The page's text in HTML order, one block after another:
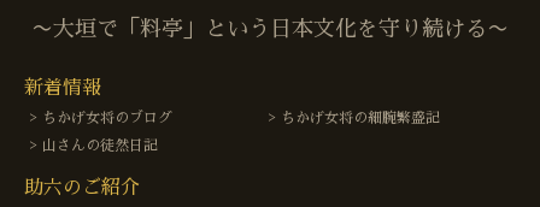
〜大垣で「料亭」という日本文化を守り続ける〜
新着情報
ちかげ女将のブログ
ちかげ女将の細腕繁盛記
山さんの徒然日記
助六のご紹介